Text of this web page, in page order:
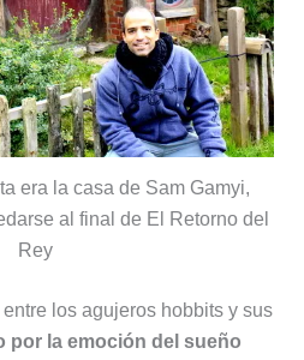
era la casa de Sam Gamyi,
al final de El Retorno del
Rey
los agujeros hobbits y sus
por la emoción del sueño